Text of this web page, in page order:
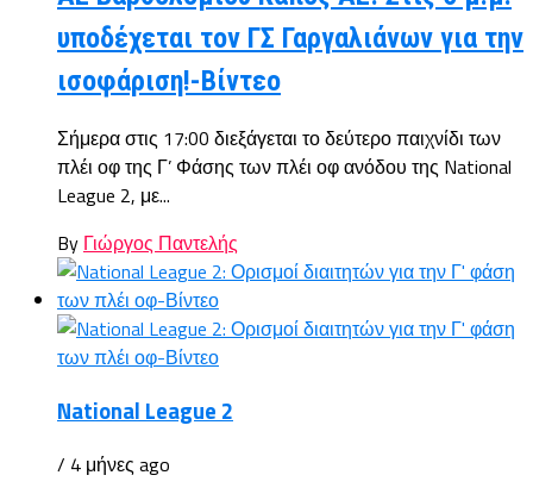
υποδέχεται τον ΓΣ Γαργαλιάνων για την
ισοφάριση!-Βίντεο
Σήμερα στις 17:00 διεξάγεται το δεύτερο παιχνίδι των
πλέι οφ της Γ’ Φάσης των πλέι οφ ανόδου της National
League 2, με...
By Γιώργος Παντελής
National League 2
/ 4 μήνες ago